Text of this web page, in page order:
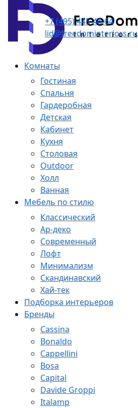
+7 (495) 445-46-64
lid@freedominteriors.ru
Комнаты
Гостиная
Спальня
Гардеробная
Детская
Кабинет
Кухня
Столовая
Outdoor
Холл
Ванная
Мебель по стилю
Классический
Ар-деко
Современный
Лофт
Минимализм
Скандинавский
Хай-тек
Подборка интерьеров
Бренды
Cassina
Bonaldo
Cappellini
Bosa
Capital
Davide Groppi
Italamp